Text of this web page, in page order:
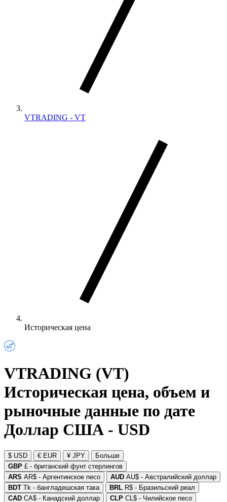
VTRADING - VT
Историческая цена
VTRADING (VT)
Историческая цена, объем и
рыночные данные по дате
Доллар США - USD
$ USD € EUR ¥ JPY
Больше
GBP £ - британский фунт стерлингов
ARS AR$ - Аргентинское песо AUD AU$ - Австралийский доллар
BDT Tk - бангладешская така BRL R$ - Бразильский реал
CAD CA$ - Канадский доллар CLP CL$ - Чилийское песо